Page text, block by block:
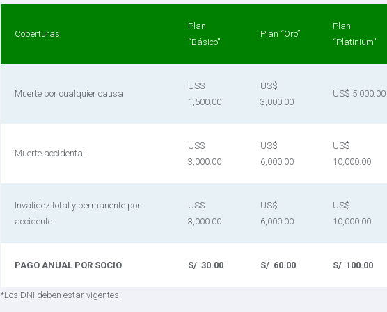
Coberturas
Plan
“Básico”
Plan “Oro”
Plan
“Platinium”
Muerte por cualquier causa
US$
1,500.00
US$
3,000.00
US$ 5,000.00
Muerte accidental
US$
3,000.00
US$
6,000.00
US$
10,000.00
Invalidez total y permanente por
accidente
US$
3,000.00
US$
6,000.00
US$
10,000.00
PAGO ANUAL POR SOCIO S/ 30.00 S/ 60.00 S/ 100.00
*Los DNI deben estar vigentes.